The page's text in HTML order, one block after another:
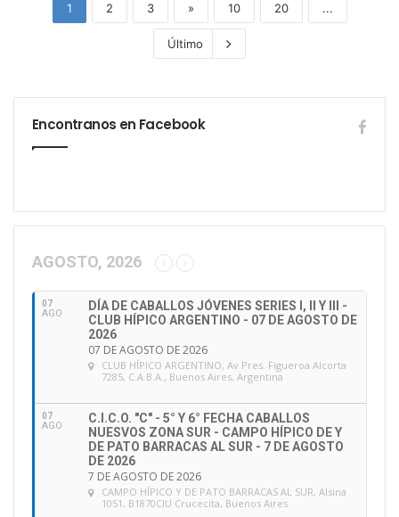
1 2 3 » 10 20 ...
Último
Encontranos en Facebook
AGOSTO, 2026
07
AGO
DÍA DE CABALLOS JÓVENES SERIES I, II Y III -
CLUB HÍPICO ARGENTINO - 07 DE AGOSTO DE
2026
07 DE AGOSTO DE 2026
CLUB HÍPICO ARGENTINO, Av Pres. Figueroa Alcorta
7285, C.A.B.A., Buenos Aires, Argentina
07
AGO
C.I.C.O. "C" - 5° Y 6° FECHA CABALLOS
NUESVOS ZONA SUR - CAMPO HÍPICO DE Y
DE PATO BARRACAS AL SUR - 7 DE AGOSTO
DE 2026
7 DE AGOSTO DE 2026
CAMPO HÍPICO Y DE PATO BARRACAS AL SUR, Alsina
1051, B1870CIU Crucecita, Buenos Aires